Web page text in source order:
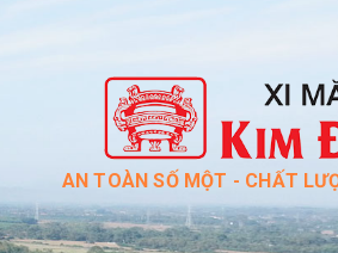
AN TOÀN SỐ MỘT - CHẤT